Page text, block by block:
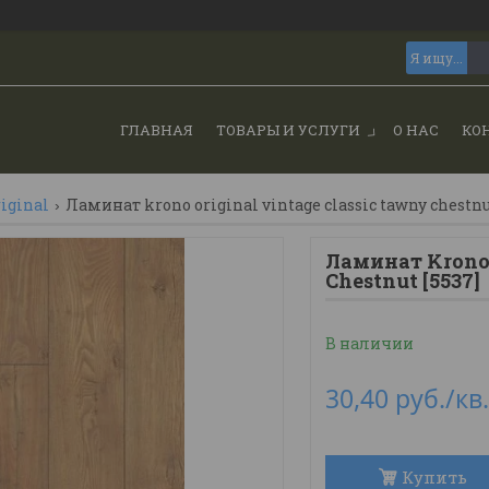
ГЛАВНАЯ ТОВАРЫ И УСЛУГИ О НАС
Ламинат krono original vintage classic tawny
Ламинат
Chestnut [5537]
В наличии
30,40 руб./
Купить